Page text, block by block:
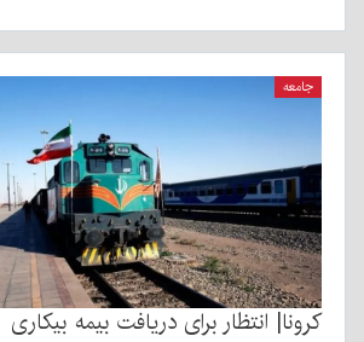
جامعه
کرونا| انتظار برای دریافت بیمه بیکاری